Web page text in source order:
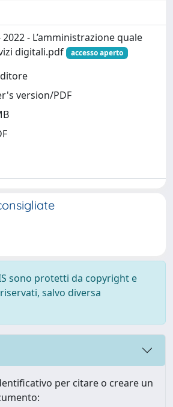
- L’amministrazione quale
digitali.pdf
accesso aperto
version/PDF
sono protetti da copyright e
salvo diversa
per citare o creare un